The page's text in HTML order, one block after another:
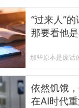
“过来人”
那要看他
那些原本是废话
依然饥饿
在AI时代